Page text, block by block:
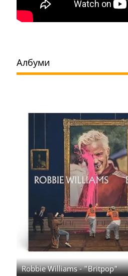
Албуми
Robbie Williams - "Britpop"